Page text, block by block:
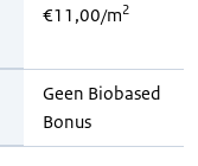
€11,00/m2
Geen Biobased
Bonus